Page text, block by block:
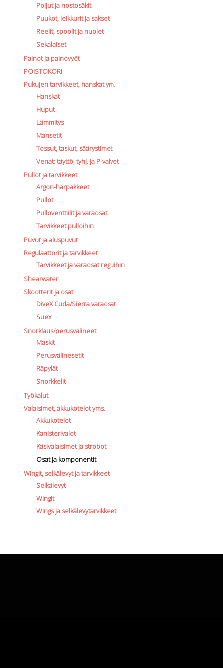
Poijut ja nostosäkit
Puukot, leikkurit ja sakset
Reelit, spoolit ja nuolet
Sekalaiset
Painot ja painovyöt
POISTOKORI
Pukujen tarvikkeet, hanskat ym.
Hanskat
Huput
Lämmitys
Mansetit
Tossut, taskut, säärystimet
Venat: täyttö, tyhj. ja P-valvet
Pullot ja tarvikkeet
Argon-härpäkkeet
Pullot
Pulloventtiilit ja varaosat
Tarvikkeet pulloihin
Puvut ja aluspuvut
Regulaattorit ja tarvikkeet
Tarvikkeet ja varaosat reguihin
Shearwater
Skootterit ja osat
DiveX Cuda/Sierra varaosat
Suex
Snorklaus/perusvälineet
Maskit
Perusvälinesetit
Räpylät
Snorkkelit
Työkalut
Valaisimet, akkukotelot yms.
Akkukotelot
Kanisterivalot
Käsivalaisimet ja strobot
Osat ja komponentit
Wingit, selkälevyt ja tarvikkeet
Selkälevyt
Wingit
Wings ja selkälevytarvikkeet